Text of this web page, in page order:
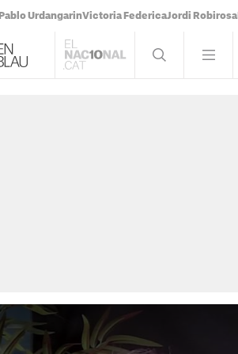
Pablo UrdangarinVictoria FedericaJordi Robirosa